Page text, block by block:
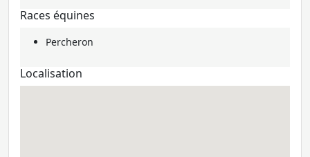
Races équines
Percheron
Localisation